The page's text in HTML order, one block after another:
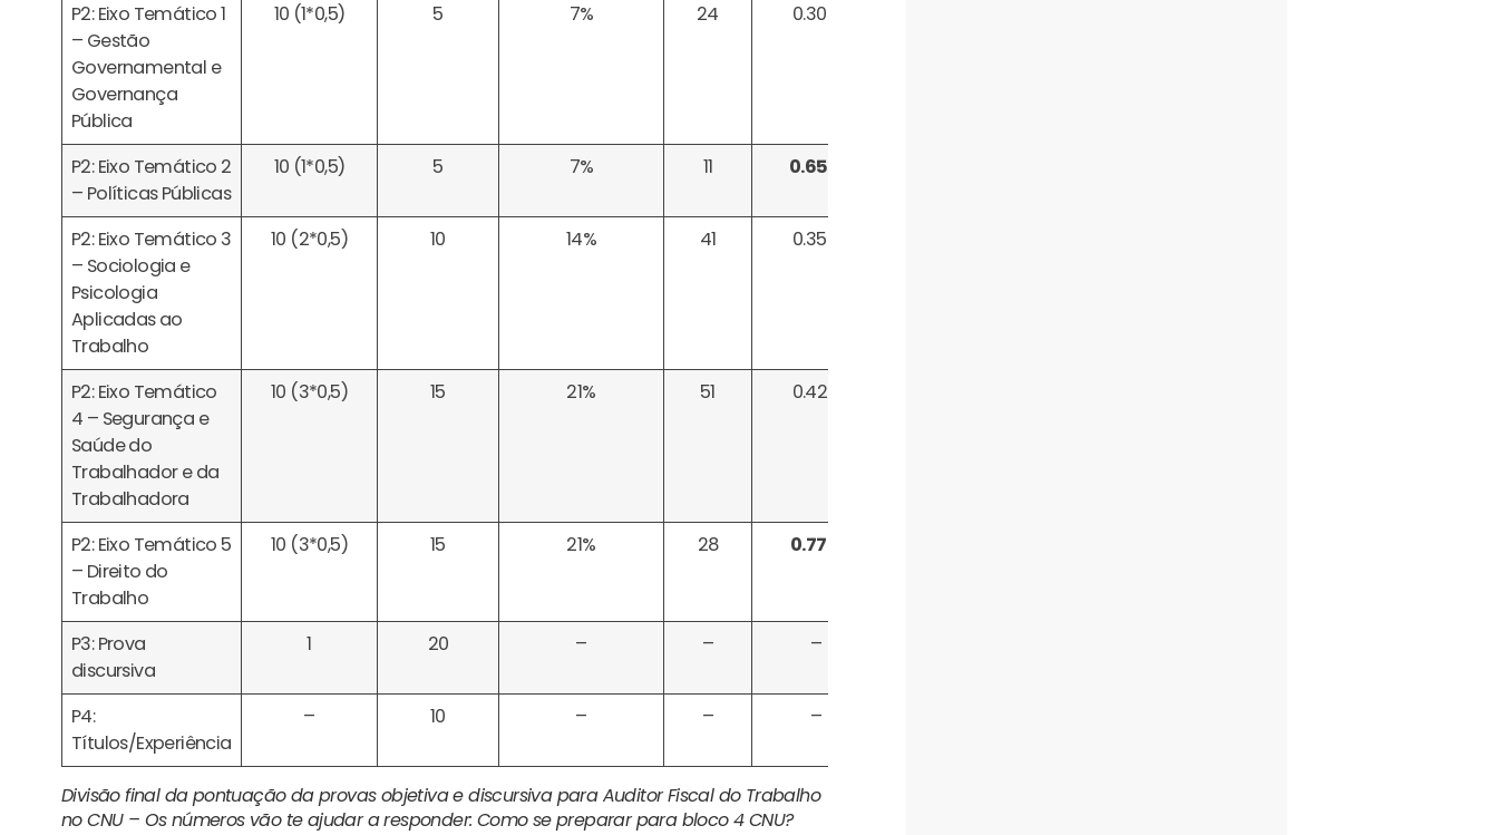
P2: Eixo Temático 1
– Gestão
Governamental e
Governança
Pública
10 (1*0,5) 5 7% 24 0.30%
P2: Eixo Temático 2
– Políticas Públicas
10 (1*0,5) 5 7% 11 0.65%
P2: Eixo Temático 3
– Sociologia e
Psicologia
Aplicadas ao
Trabalho
10 (2*0,5) 10 14% 41 0.35%
P2: Eixo Temático
4 – Segurança e
Saúde do
Trabalhador e da
Trabalhadora
10 (3*0,5) 15 21% 51 0.42%
P2: Eixo Temático 5
– Direito do
Trabalho
10 (3*0,5) 15 21% 28 0.77%
P3: Prova
discursiva
1 20 – – –
P4:
Títulos/Experiência
– 10 – – –
Divisão final da pontuação da provas objetiva e discursiva para Auditor Fiscal do Trabalho
no CNU – Os números vão te ajudar a responder: Como se preparar para bloco 4 CNU?